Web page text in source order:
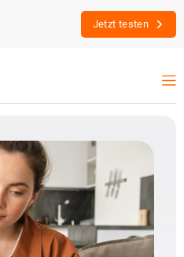
Jetzt testen